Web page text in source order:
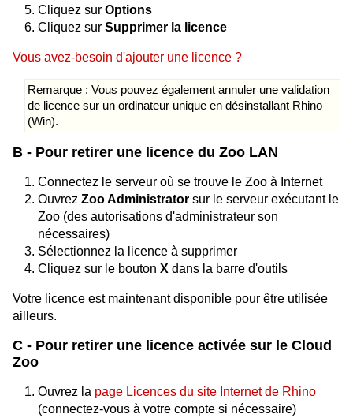
Cliquez sur Options
Cliquez sur Supprimer la licence
Vous avez-besoin d'ajouter une licence ?
Remarque : Vous pouvez également annuler une validation
de licence sur un ordinateur unique en désinstallant Rhino
(Win).
B - Pour retirer une licence du Zoo LAN
Connectez le serveur où se trouve le Zoo à Internet
Ouvrez Zoo Administrator sur le serveur exécutant le
Zoo (des autorisations d'administrateur son
nécessaires)
Sélectionnez la licence à supprimer
Cliquez sur le bouton X dans la barre d'outils
Votre licence est maintenant disponible pour être utilisée
ailleurs.
C - Pour retirer une licence activée sur le Cloud
Zoo
Ouvrez la page Licences du site Internet de Rhino
(connectez-vous à votre compte si nécessaire)